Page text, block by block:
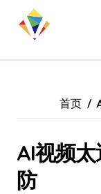
首页
AI视频
防